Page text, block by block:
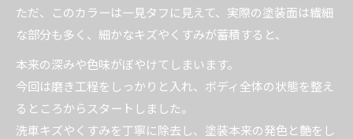
ただ、このカラーは一見タフに見えて、実際の塗装面は繊細
な部分も多く、細かなキズやくすみが蓄積すると、
本来の深みや色味がぼやけてしまいます。
今回は磨き工程をしっかりと入れ、ボディ全体の状態を整え
るところからスタートしました。
洗車キズやくすみを丁寧に除去し、塗装本来の発色と艶をし